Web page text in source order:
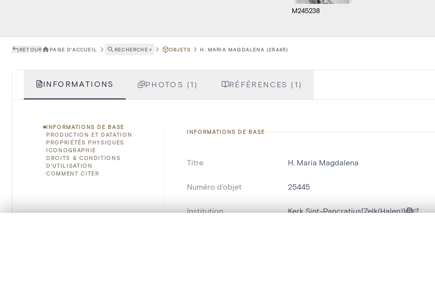
M245238
RETOUR PAGE D'ACCUEIL RECHERCHE ˅ OBJETS H. MARIA MAGDALENA (25445)
INFORMATIONS PHOTOS (1) RÉFÉRENCES (1)
INFORMATIONS DE BASE
PRODUCTION ET DATATION
PROPRIÉTÉS PHYSIQUES
ICONOGRAPHIE
DROITS & CONDITIONS
D'UTILISATION
COMMENT CITER
INFORMATIONS DE BASE
Titre H. Maria Magdalena
Numéro d'objet 25445
Institution Kerk Sint-Pancratius[Zelk(Halen)]